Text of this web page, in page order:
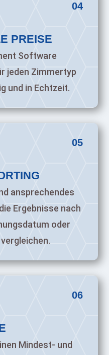
04
PREISE
Software
jeden Zimmertyp
und in Echtzeit.
05
ansprechendes
Ergebnisse nach
oder
06
Mindest- und